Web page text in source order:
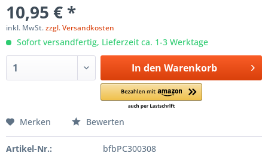
10,95 € *
inkl. MwSt.zzgl. Versandkosten
Sofort versandfertig, Lieferzeit ca. 1-3 Werktage
In den Warenkorb
Merken Bewerten
Artikel-Nr.: bfbPC300308